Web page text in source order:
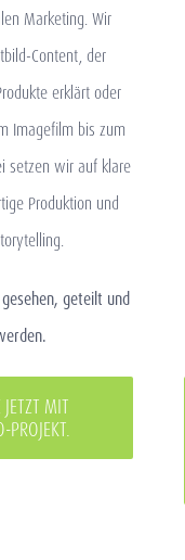
Marketing. Wir
Content, der
erklärt oder
Imagefilm bis zum
setzen wir auf klare
Produktion und
geteilt und
JETZT MIT